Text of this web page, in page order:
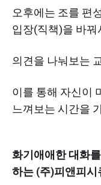
오후에는 조를 편
입장(직책)을 바꿔
의견을 나눠보는
이를 통해 자신이
느껴보는 시간을
화기애애한 대화
하는 (주)피앤피시